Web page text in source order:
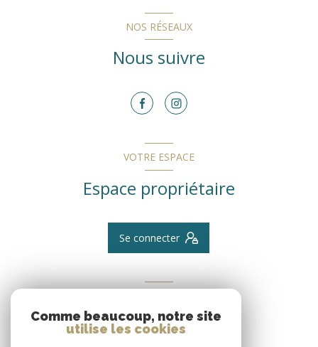
NOS RÉSEAUX
Nous suivre
VOTRE ESPACE
Espace propriétaire
Se connecter
Nous adhérons
Comme beaucoup, notre site
utilise les cookies